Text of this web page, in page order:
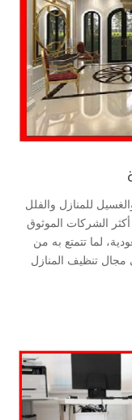
للمنازل والفلل
الشركات الموثوق
لما تتمتع به من
مجال تنظيف المنازل